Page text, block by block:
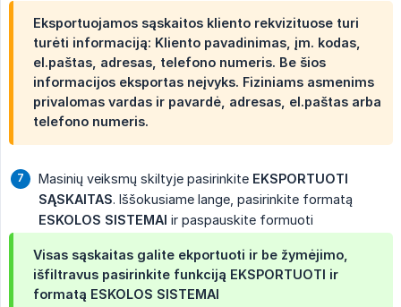
Eksportuojamos sąskaitos kliento rekvizituose turi
turėti informaciją: Kliento pavadinimas, įm. kodas,
el.paštas, adresas, telefono numeris. Be šios
informacijos eksportas neįvyks. Fiziniams asmenims
privalomas vardas ir pavardė, adresas, el.paštas arba
telefono numeris.
Masinių veiksmų skiltyje pasirinkite EKSPORTUOTI
SĄSKAITAS. Iššokusiame lange, pasirinkite formatą
ESKOLOS SISTEMAI ir paspauskite formuoti
Visas sąskaitas galite ekportuoti ir be žymėjimo,
išfiltravus pasirinkite funkciją EKSPORTUOTI ir
formatą ESKOLOS SISTEMAI